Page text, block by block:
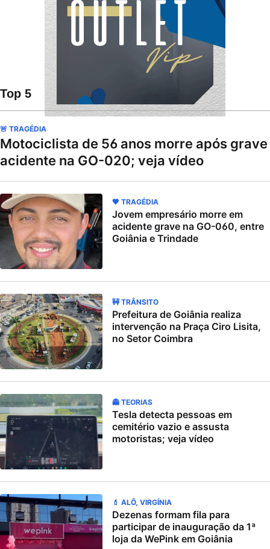
Top 5
🚨 TRAGÉDIA
Motociclista de 56 anos morre após grave
acidente na GO-020; veja vídeo
🖤 TRAGÉDIA
Jovem empresário morre em
acidente grave na GO-060, entre
Goiânia e Trindade
🚧 TRÂNSITO
Prefeitura de Goiânia realiza
intervenção na Praça Ciro Lisita,
no Setor Coimbra
👻 TEORIAS
Tesla detecta pessoas em
cemitério vazio e assusta
motoristas; veja vídeo
💄 ALÔ, VIRGÍNIA
Dezenas formam fila para
participar de inauguração da 1ª
loja da WePink em Goiânia